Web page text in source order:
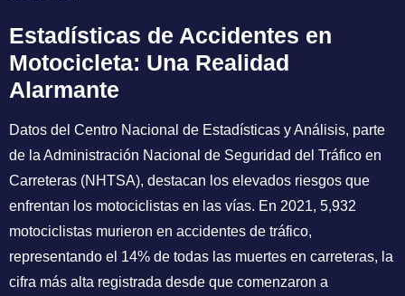
Estadísticas de Accidentes en
Motocicleta: Una Realidad
Alarmante
Datos del Centro Nacional de Estadísticas y Análisis, parte
de la Administración Nacional de Seguridad del Tráfico en
Carreteras (NHTSA), destacan los elevados riesgos que
enfrentan los motociclistas en las vías. En 2021, 5,932
motociclistas murieron en accidentes de tráfico,
representando el 14% de todas las muertes en carreteras, la
cifra más alta registrada desde que comenzaron a